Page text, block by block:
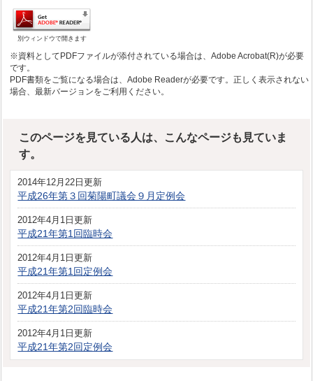
別ウィンドウで開きます
※資料としてPDFファイルが添付されている場合は、Adobe Acrobat(R)が必要
です。
PDF書類をご覧になる場合は、Adobe Readerが必要です。正しく表示されない
場合、最新バージョンをご利用ください。
このページを見ている人は、こんなページも見ていま
す。
2014年12月22日更新
平成26年第３回菊陽町議会９月定例会
2012年4月1日更新
平成21年第1回臨時会
2012年4月1日更新
平成21年第1回定例会
2012年4月1日更新
平成21年第2回臨時会
2012年4月1日更新
平成21年第2回定例会